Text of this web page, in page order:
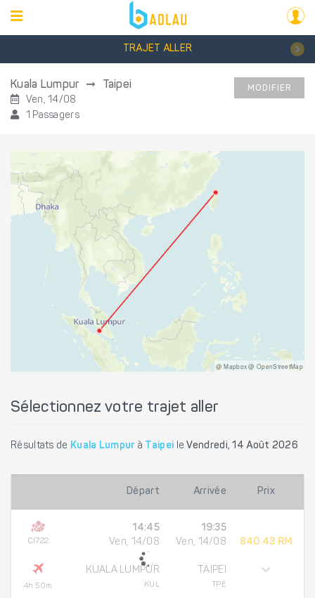
TRAJET ALLER
Kuala Lumpur Taipei
Ven, 14/08
1 Passagers
MODIFIER
@ Mapbox @ OpenStreetMap
Sélectionnez votre trajet aller
Résultats de Kuala Lumpur à Taipei leVendredi, 14 Août 2026
Départ Arrivée Prix
CI722
4h 50m
14:45
Ven, 14/08
KUALA LUMPUR
KUL
19:35
Ven, 14/08
TAIPEI
TPE
840.43 RM